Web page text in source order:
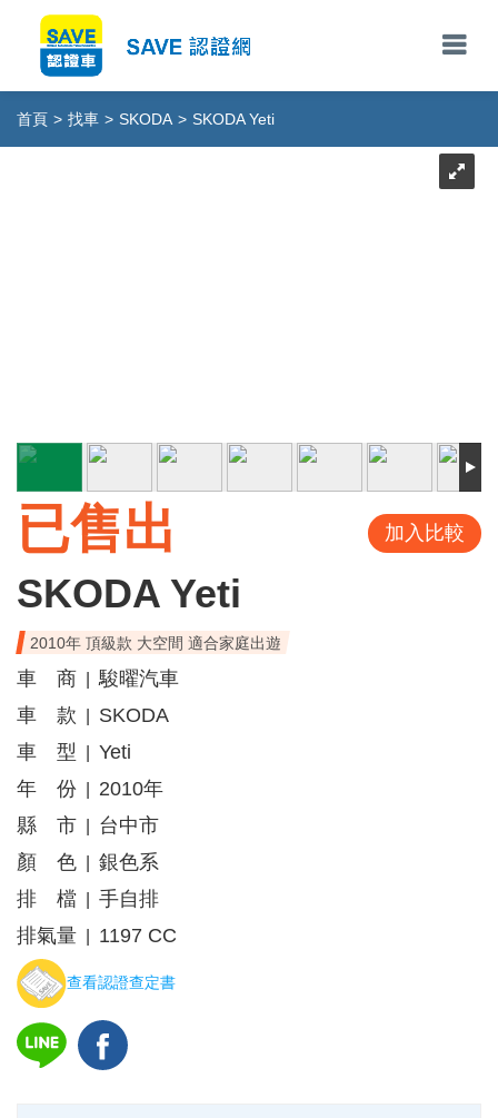
首頁 > 找車 > SKODA > SKODA Yeti
已售出 加入比較
SKODA Yeti
2010年 頂級款 大空間 適合家庭出遊
車 商
駿曜汽車
車 款
SKODA
車 型
Yeti
年 份
2010年
縣 市
台中市
顏 色
銀色系
排 檔
手自排
排氣量
1197 CC
查看認證查定書